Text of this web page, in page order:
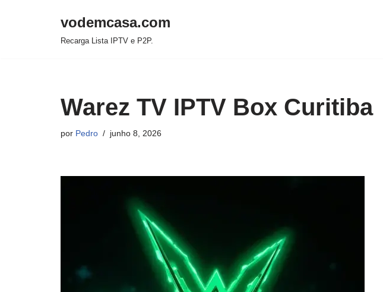
vodemcasa.com
Recarga Lista IPTV e P2P.
Warez TV IPTV Box Curitiba
por Pedro junho 8, 2026